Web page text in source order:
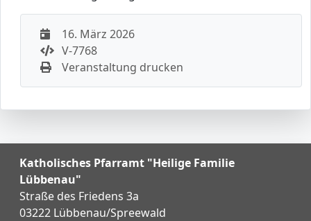
16. März 2026
V-7768
Veranstaltung drucken
Katholisches Pfarramt "Heilige Familie
Lübbenau"
Straße des Friedens 3a
03222 Lübbenau/Spreewald